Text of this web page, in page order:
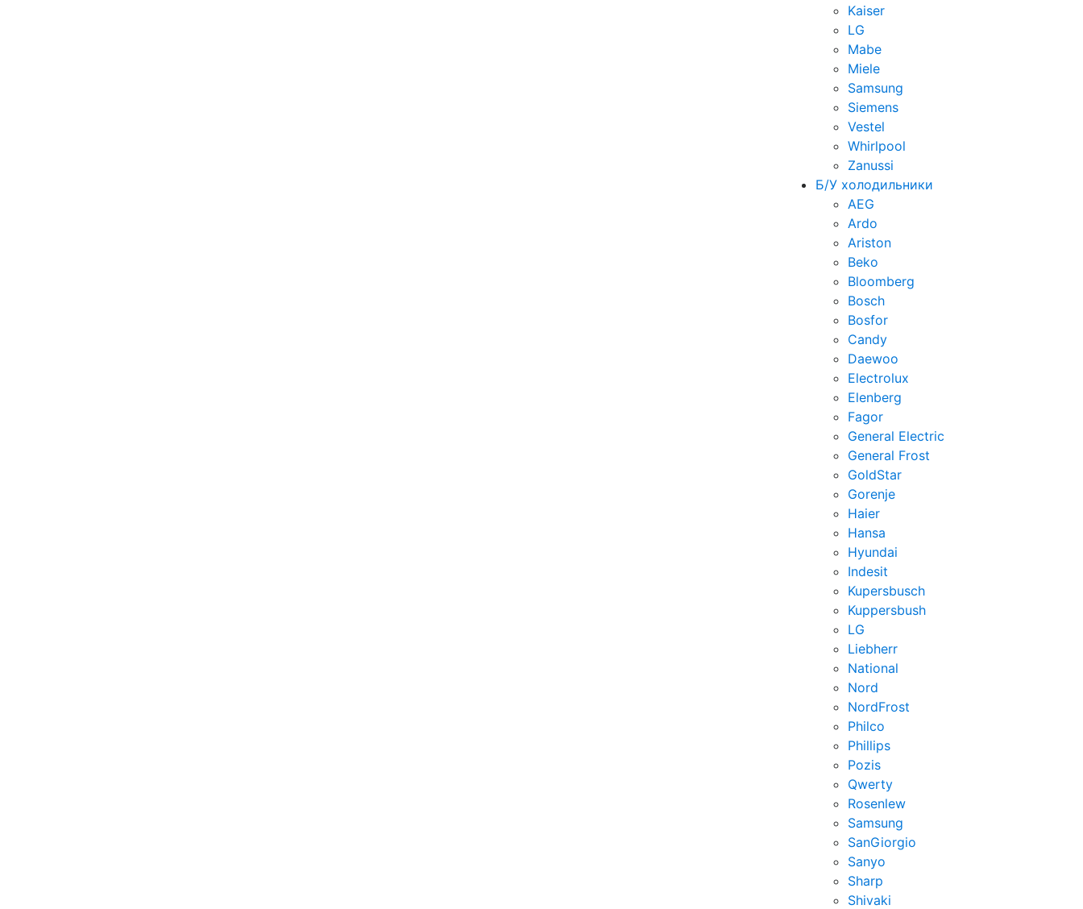
Kaiser
LG
Mabe
Miele
Samsung
Siemens
Vestel
Whirlpool
Zanussi
Б/У холодильники
AEG
Ardo
Ariston
Beko
Bloomberg
Bosch
Bosfor
Candy
Daewoo
Electrolux
Elenberg
Fagor
General Electric
General Frost
GoldStar
Gorenje
Haier
Hansa
Hyundai
Indesit
Kupersbusch
Kuppersbush
LG
Liebherr
National
Nord
NordFrost
Philco
Phillips
Pozis
Qwerty
Rosenlew
Samsung
SanGiorgio
Sanyo
Sharp
Shivaki